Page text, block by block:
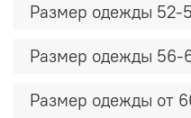
Размер одежды 52-
Размер одежды 56-
Размер одежды от